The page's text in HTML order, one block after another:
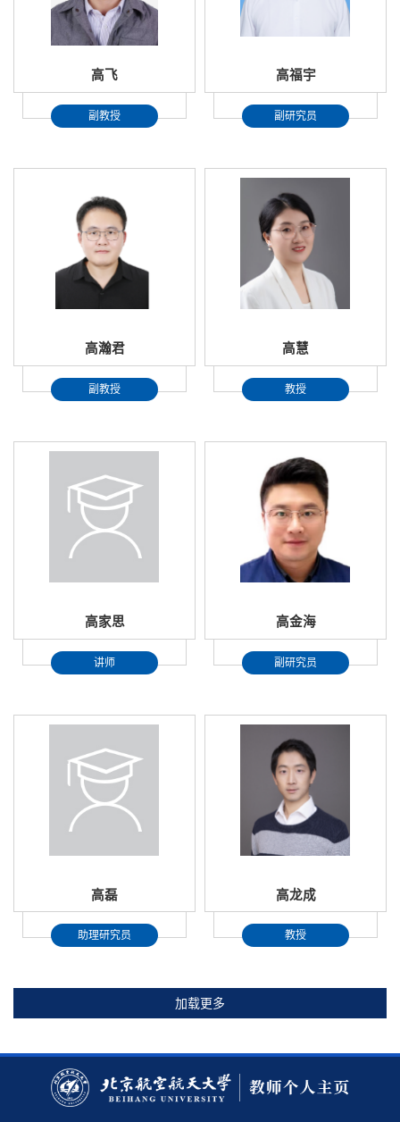
高飞
副教授
高福宇
副研究员
高瀚君
副教授
高慧
教授
高家思
讲师
高金海
副研究员
高磊
助理研究员
高龙成
教授
加载更多